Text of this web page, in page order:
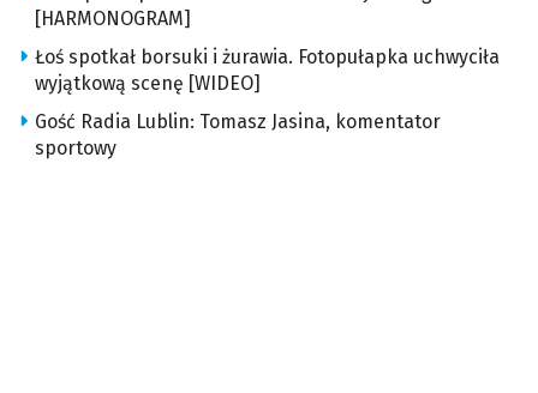
[HARMONOGRAM]
Łoś spotkał borsuki i żurawia. Fotopułapka uchwyciła
wyjątkową scenę [WIDEO]
Gość Radia Lublin: Tomasz Jasina, komentator
sportowy